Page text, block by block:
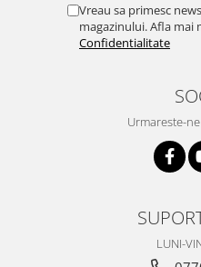
Vreau sa primesc
magazinului. Afla mai
Confidentialitate
Urmareste-
LUNI-